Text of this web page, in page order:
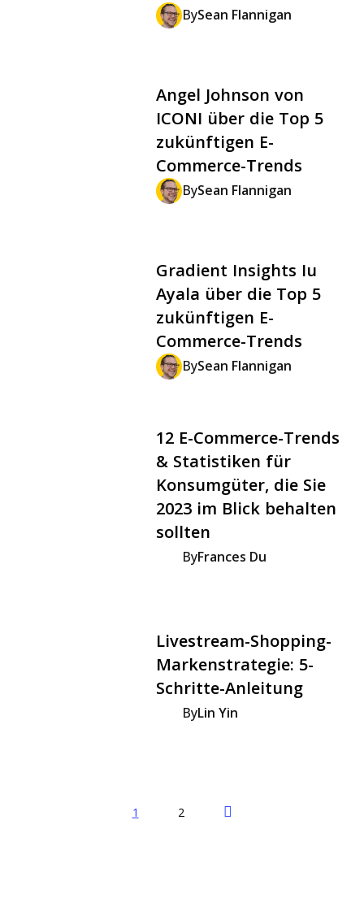
BySean Flannigan
Angel Johnson von
ICONI über die Top 5
zukünftigen E-
Commerce-Trends
BySean Flannigan
Gradient Insights Iu
Ayala über die Top 5
zukünftigen E-
Commerce-Trends
BySean Flannigan
12 E-Commerce-Trends
& Statistiken für
Konsumgüter, die Sie
2023 im Blick behalten
sollten
ByFrances Du
Livestream-Shopping-
Markenstrategie: 5-
Schritte-Anleitung
ByLin Yin
1 2